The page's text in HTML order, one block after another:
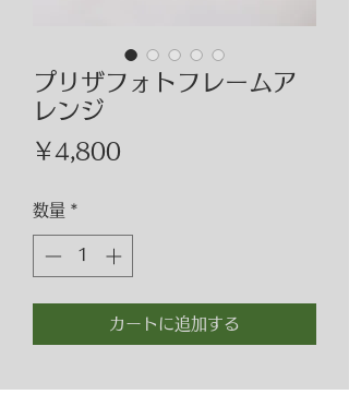
プリザフォトフレームア
レンジ
￥4,800価
数量 *
カートに追加する